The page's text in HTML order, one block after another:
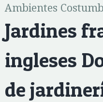
Ambientes
Jardines
ingleses
de